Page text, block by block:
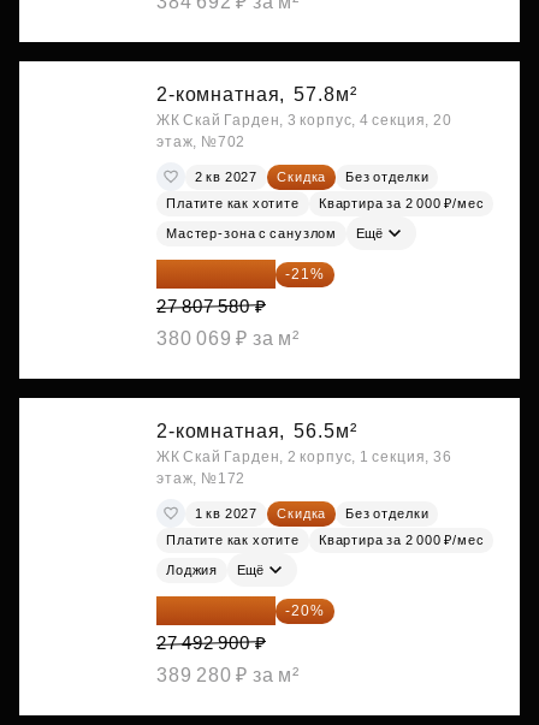
2-комнатная, 57.8м²
ЖК Скай Гарден, 3 корпус, 4 секция, 20
этаж, №702
2 кв 2027 Скидка
Без отделки
Платите как хотите
Квартира за 2 000 ₽/мес
Мастер-зона с санузлом Ещё
21 967 988 ₽ -21%
27 807 580 ₽
380 069 ₽ за м²
2-комнатная, 56.5м²
ЖК Скай Гарден, 2 корпус, 1 секция, 36
этаж, №172
1 кв 2027 Скидка
Без отделки
Платите как хотите
Квартира за 2 000 ₽/мес
Лоджия Ещё
21 994 320 ₽ -20%
27 492 900 ₽
389 280 ₽ за м²